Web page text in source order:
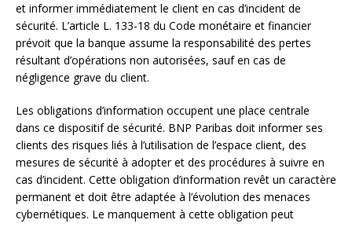
et informer immédiatement le client en cas d’incident de
sécurité. L’article L. 133-18 du Code monétaire et financier
prévoit que la banque assume la responsabilité des pertes
résultant d’opérations non autorisées, sauf en cas de
négligence grave du client.
Les obligations d’information occupent une place centrale
dans ce dispositif de sécurité. BNP Paribas doit informer ses
clients des risques liés à l’utilisation de l’espace client, des
mesures de sécurité à adopter et des procédures à suivre en
cas d’incident. Cette obligation d’information revêt un caractère
permanent et doit être adaptée à l’évolution des menaces
cybernétiques. Le manquement à cette obligation peut